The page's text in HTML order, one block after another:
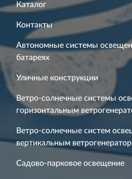
Каталог
Контакты
Автономные системы
батареях
Уличные конструкции
Ветро-солнечные системы
горизонтальным
Ветро-солнечные систем
вертикальным
Садово-парковое освещение